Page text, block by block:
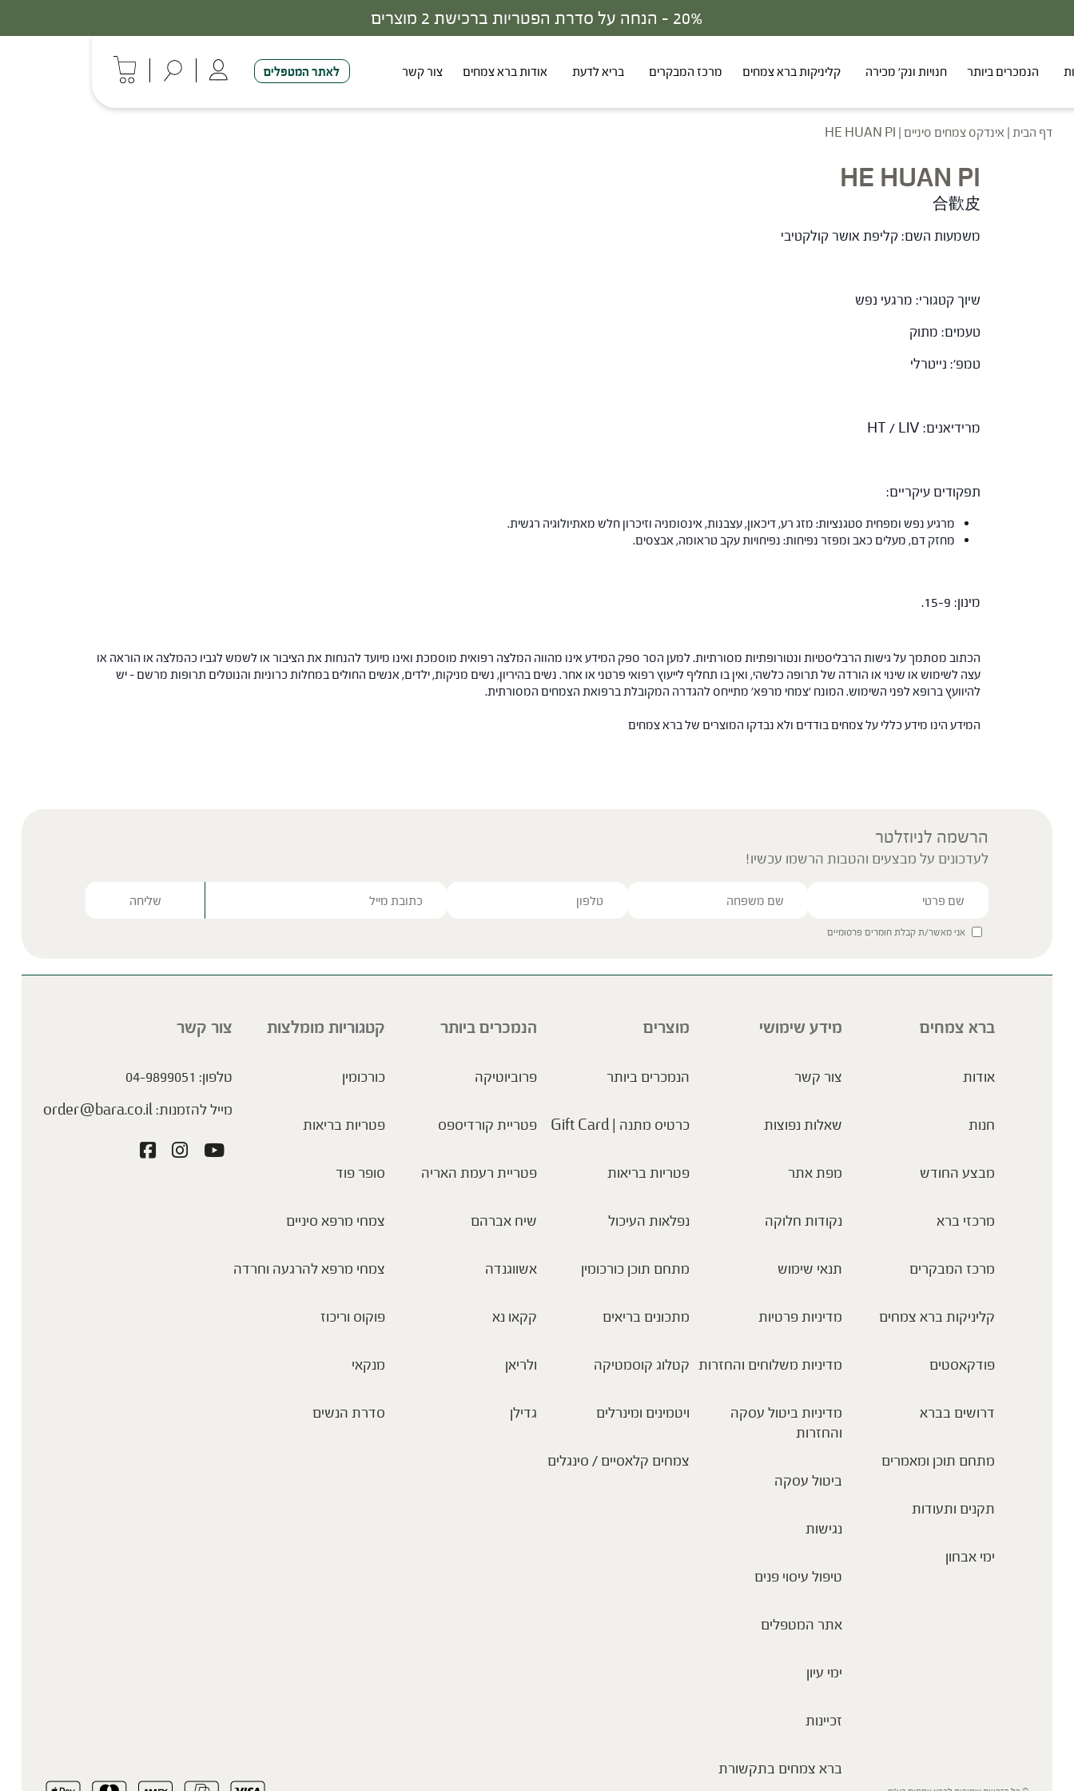
20% - הנחה על סדרת הפטריות ברכישת 2 מוצרים
הנמכרים ביותר חנויות ונק' מכירה קליניקות ברא צמחים מרכז המבקרים בריא לדעת אודות ברא צמחים צור קשר לאתר המטפלים
דף הבית | אינדקס צמחים סיניים |
HE HUAN PI
HE HUAN PI
合歡皮
משמעות השם: קליפת אושר קולקטיבי
שיוך קטגורי: מרגעי נפש
טעמים: מתוק
טמפ': נייטרלי
מרידיאנים: HT / LIV
תפקודים עיקריים:
מרגיע נפש ומפחית סטגנציות: מזג רע, דיכאון, עצבנות, אינסומניה וזיכרון חלש מאתיולוגיה רגשית.
מחזק דם, מעלים כאב ומפזר נפיחות: נפיחויות עקב טראומה, אבצסים.
מינון: 15-9.
הכתוב מסתמך על גישות הרבליסטיות ונטורופתיות מסורתיות. למען הסר ספק המידע אינו מהווה המלצה רפואית מוסמכת ואינו מיועד להנחות את הציבור או לשמש לגביו כהמלצה או הוראה או
עצה לשימוש או שינוי או הורדה של תרופה כלשהי, ואין בו תחליף לייעוץ רפואי פרטני או אחר. נשים בהיריון, נשים מניקות, ילדים, אנשים החולים במחלות כרוניות והנוטלים תרופות מרשם – יש
להיוועץ ברופא לפני השימוש. המונח 'צמחי מרפא' מתייחס להגדרה המקובלת ברפואת הצמחים המסורתית.
המידע הינו מידע כללי על צמחים בודדים ולא נבדקו המוצרים של ברא צמחים
הרשמה לניוזלטר
לעדכונים על מבצעים והטבות הרשמו עכשיו!
אני מאשר/ת קבלת חומרים פרסומיים
ברא צמחים
אודות
חנות
מבצע החודש
מרכזי ברא
מרכז המבקרים
קליניקות ברא צמחים
פודקאסטים
דרושים בברא
מתחם תוכן ומאמרים
תקנים ותעודות
ימי אבחון
מידע שימושי
צור קשר
שאלות נפוצות
מפת אתר
נקודות חלוקה
תנאי שימוש
מדיניות פרטיות
מדיניות משלוחים והחזרות
מדיניות ביטול עסקה
והחזרות
ביטול עסקה
נגישות
טיפול עיסוי פנים
אתר המטפלים
ימי עיון
זכיינות
ברא צמחים בתקשורת
מוצרים
הנמכרים ביותר
כרטיס מתנה | Gift Card
פטריות בריאות
נפלאות העיכול
מתחם תוכן כורכומין
מתכונים בריאים
קטלוג קוסמטיקה
ויטמינים ומינרלים
צמחים קלאסיים / סינגלים
הנמכרים ביותר
פרוביוטיקה
פטריית קורדיספס
פטריית רעמת האריה
שיח אברהם
אשווגנדה
קקאו נא
ולריאן
גדילן
קטגוריות מומלצות
כורכומין
פטריות בריאות
סופר פוד
צמחי מרפא סיניים
צמחי מרפא להרגעה וחרדה
פוקוס וריכוז
מנקאי
סדרת הנשים
צור קשר
טלפון: 04-9899051
מייל להזמנות:order@bara.co.il